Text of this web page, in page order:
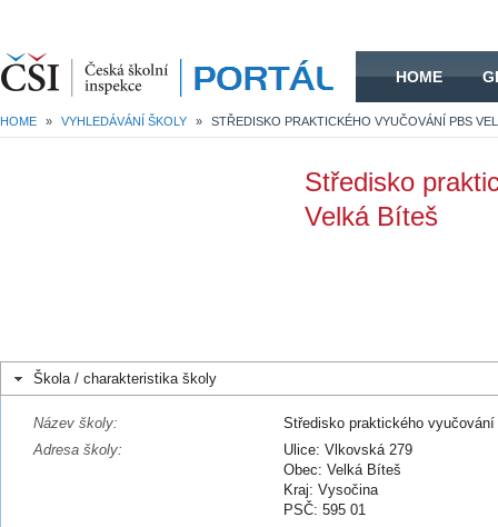
HOME
HOME » VYHLEDÁVÁNÍ ŠKOLY »
Středisko
Velká Bíteš
Škola / charakteristika školy
Název školy:
Středisko praktického
Adresa školy:
Ulice: Vlkovská 279
Obec: Velká Bíteš
Kraj: Vysočina
PSČ: 595 01